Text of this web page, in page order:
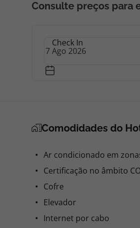
Consulte preços para
Check In
Comodidades do
Ar condicionado em
Certificação no âmbito
Cofre
Elevador
Internet por cabo